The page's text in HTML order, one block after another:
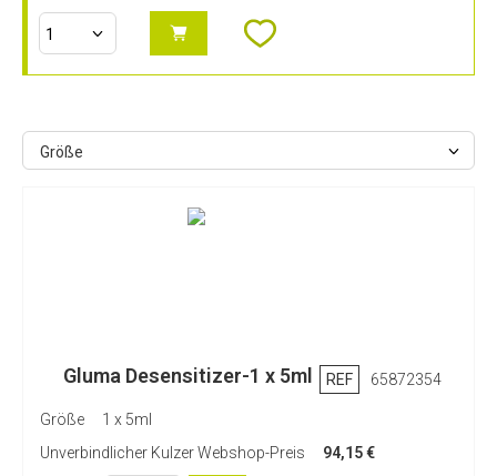
Größe
Gluma Desensitizer-1 x 5ml REF 65872354
Größe
1 x 5ml
Unverbindlicher Kulzer Webshop-Preis
94,15 €